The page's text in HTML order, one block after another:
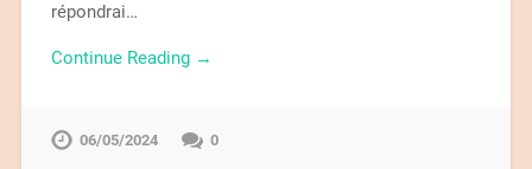
répondrai…
Continue Reading →
06/05/2024 0